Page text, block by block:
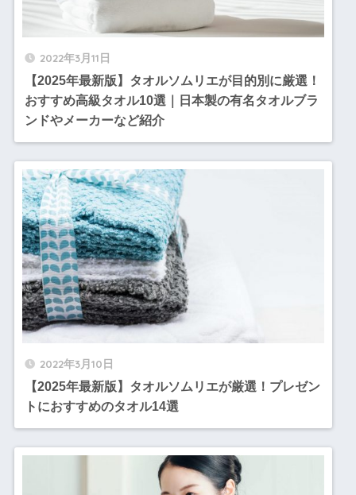
2022年3月11日
【2025年最新版】タオルソムリエが目的別に厳選！
おすすめ高級タオル10選｜日本製の有名タオルブラ
ンドやメーカーなど紹介
2022年3月10日
【2025年最新版】タオルソムリエが厳選！プレゼン
トにおすすめのタオル14選